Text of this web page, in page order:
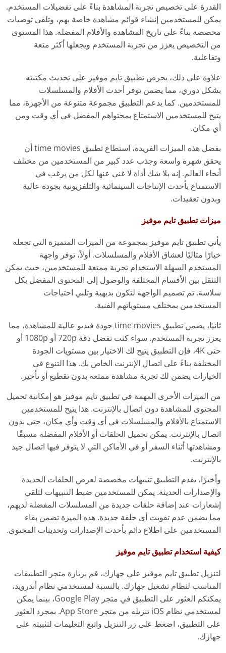
القدرة على تخصيص تجربة المشاهدة بناءً على تفضيلات المستخدم.
يمكن للمستخدمين إنشاء قوائم مشاهدة خاصة بهم، وتلقي توصيات
مخصصة بناءً على تاريخ المشاهدة والأفلام المفضلة. هذا المستوى
من التخصيص يعزز من تجربة المستخدم ويجعلها أكثر متعة
وتفاعلية.
علاوة على ذلك، يحرص تطبيق تايم موفيز على تحديث مكتبته
بشكل دوري، مما يضمن توفر أحدث الأفلام والمسلسلات
للمستخدمين. كما يدعم التطبيق مجموعة متنوعة من الأجهزة، مما
يتيح للمستخدمين الاستمتاع بمحتواهم المفضل في أي وقت ومن
أي مكان.
بفضل هذه الميزات الفريدة، استطاع تطبيق time movies أن
يحقق شهرة واسعة وجذب عدد كبير من المستخدمين من مختلف
أنحاء العالم. إنه بلا شك أداة لا غنى عنها لكل من يرغب في
الاستمتاع بأحدث الإنتاجات السينمائية والتلفزيونية بجودة عالية
وبدون تعقيدات.
ميزات تطبيق تايم موفيز
يأتي تطبيق تايم موفيز بمجموعة من الميزات المتميزة التي تجعله
خيارًا مثاليًا لعشاق الأفلام والمسلسلات. أولاً، توفر واجهة
المستخدم السهلة الاستخدام تجربة ممتعة للمستخدمين، حيث يمكن
التنقل بين الأقسام المختلفة والوصول إلى المحتوى المفضل بكل
سلاسة. تم تصميم الواجهة لتكون بديهية وتلبي احتياجات
المستخدمين بمختلف مستوياتهم الفنية.
ثانيًا، يضمن تطبيق time movies جودة فيديو عالية للمشاهدة، مما
يعزز تجربة المستخدم. سواء كنت تفضل دقة 720p أو 1080p أو
حتى 4K، فإن التطبيق يتيح لك الاختيار بين مستويات الجودة
المختلفة بناءً على اتصال الإنترنت الخاص بك. هذا التنوع في
الخيارات يضمن لك تجربة مشاهدة ممتعة بدون تقطيع أو تأخير.
من الميزات الأخرى المهمة في تطبيق تايم موفيز هو إمكانية تحميل
المحتوى للمشاهدة دون اتصال بالإنترنت. هذا يتيح للمستخدمين
الاستمتاع بالأفلام والمسلسلات في أي وقت وأي مكان، حتى بدون
اتصال بالإنترنت. يمكن تحميل الحلقات أو الأفلام المفضلة مسبقًا
ومشاهدتها أثناء السفر أو في الأماكن التي لا يتوفر فيها اتصال جيد
بالإنترنت.
وأخيرًا، يقدم التطبيق تنبيهات مخصصة لعرض الحلقات الجديدة
والإصدارات الحديثة. يمكن للمستخدمين ضبط التنبيهات لتلقي
إشعارات عند إضافة حلقات جديدة من المسلسلات المفضلة لديهم،
مما يضمن عدم تفويت أي حلقة جديدة. هذه الميزة تضمن بقاء
المستخدمين على اطلاع دائم بأحدث الإصدارات وتحديثات المحتوى.
كيفية استخدام تطبيق تايم موفيز
لتنزيل تطبيق تايم موفيز على جهازك، قم بزيارة متجر التطبيقات
المناسب لنظام تشغيل جهازك. بالنسبة لمستخدمي نظام أندرويد،
يمكنكم العثور على التطبيق في متجر Google Play، بينما يمكن
لمستخدمي نظام iOS تنزيله من متجر App Store. بمجرد العثور
على التطبيق، اضغط على زر التنزيل واتبع التعليمات لتثبيته على
جهازك.